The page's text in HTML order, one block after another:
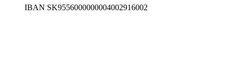
IBAN SK9556000000004002916002